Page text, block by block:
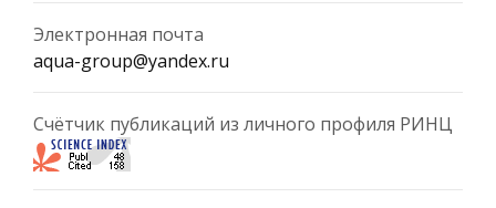
Электронная почта
aqua-group@yandex.ru
Счётчик публикаций из личного профиля РИНЦ